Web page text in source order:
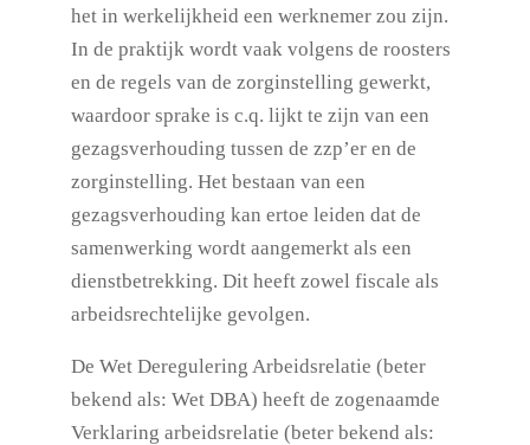
het in werkelijkheid een werknemer zou zijn.
In de praktijk wordt vaak volgens de roosters
en de regels van de zorginstelling gewerkt,
waardoor sprake is c.q. lijkt te zijn van een
gezagsverhouding tussen de zzp’er en de
zorginstelling. Het bestaan van een
gezagsverhouding kan ertoe leiden dat de
samenwerking wordt aangemerkt als een
dienstbetrekking. Dit heeft zowel fiscale als
arbeidsrechtelijke gevolgen.
De Wet Deregulering Arbeidsrelatie (beter
bekend als: Wet DBA) heeft de zogenaamde
Verklaring arbeidsrelatie (beter bekend als: